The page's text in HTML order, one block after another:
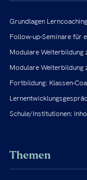
Grundlagen Lerncoaching
Follow-up-Seminare für
Modulare Weiterbildung
Modulare Weiterbildung
Fortbildung: Klassen-
Schule/Institutionen:
Themen